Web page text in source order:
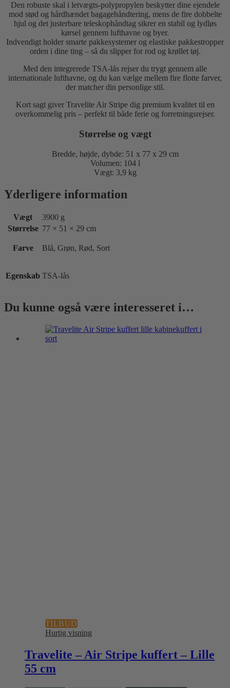
Den robuste skal i letvægts-polypropylen beskytter dine ejendele
mod stød og hårdhændet bagagehåndtering, mens de fire dobbelte
hjul og det justerbare teleskophåndtag sikrer en stabil og lydløs
kørsel gennem lufthavne og byer.
Indvendigt holder smarte pakkesystemer og elastiske pakkestropper
orden i dine ting – så du slipper for rod og krøllet tøj.
Med den integrerede TSA-lås rejser du trygt gennem alle
internationale lufthavne, og du kan vælge mellem fire flotte farver,
der matcher din personlige stil.
Kort sagt giver Travelite Air Stripe dig premium kvalitet til en
overkommelig pris – perfekt til både ferie og forretningsrejser.
Størrelse og vægt
Bredde, højde, dybde: 51 x 77 x 29 cm
Volumen: 104 l
Vægt: 3,9 kg
Yderligere information
Vægt
3900 g
Størrelse 77 × 51 × 29 cm
Farve Blå, Grøn, Rød, Sort
Egenskab TSA-lås
Du kunne også være interesseret i…
TILBUD
Hurtig visning
Travelite – Air Stripe kuffert – Lille
55 cm